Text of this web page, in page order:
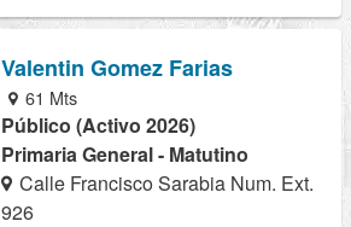
Valentin Gomez Farias
61 Mts
Público (Activo 2026)
Primaria General - Matutino
Calle Francisco Sarabia Num. Ext.
926